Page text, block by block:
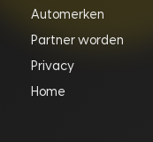
Automerken
Partner worden
Privacy
Home